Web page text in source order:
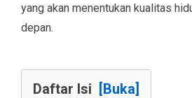
yang akan menentukan kualitas
depan.
Daftar Isi [Buka]